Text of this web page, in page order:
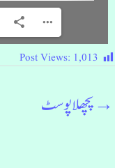
Post Views: 1,013
→پچھلا پوسٹ